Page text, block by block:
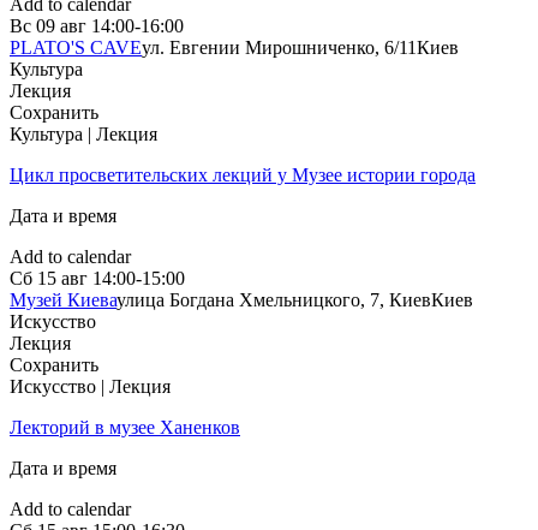
Add to calendar
Вс 09 авг 14:00-16:00
PLATO'S CAVEул. Евгении Мирошниченко, 6/11Киев
Культура
Лекция
Сохранить
Культура | Лекция
Цикл просветительских лекций у Музее истории города
Дата и время
Add to calendar
Сб 15 авг 14:00-15:00
Музей Киеваулица Богдана Хмельницкого, 7, КиевКиев
Искусство
Лекция
Сохранить
Искусство | Лекция
Лекторий в музее Ханенков
Дата и время
Add to calendar